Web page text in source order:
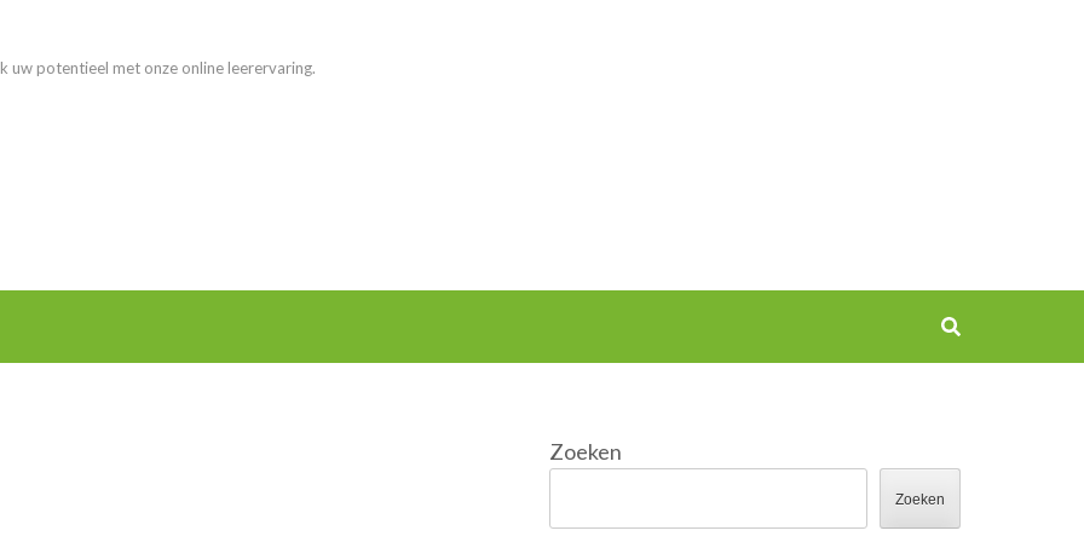
uw potentieel met onze online leerervaring.
Zoeken
Zoeken